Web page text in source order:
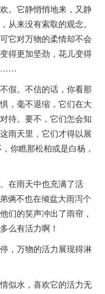
它静悄悄地来，又静
从来没有索取的观念。
它对万物的柔情却不会
得更加坚劲，花儿变得
……
。不信的话，你看那
，毫不退缩，它们在大
待。要不，它们怎会知
雨天里，它们才得以展
你瞧那松柏或是白杨，
雨天中也充满了活
俩不也在倾盆大雨泻个
们的笑声冲出了雨帘，
么有活力啊！
万物的活力展现得淋
水，喜欢它的活力无